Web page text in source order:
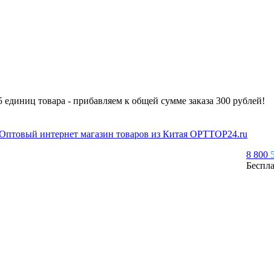
товара - прибавляем к общей сумме заказа 300 рублей!
8 800